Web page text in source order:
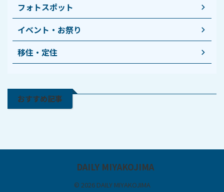
フォトスポット
イベント・お祭り
移住・定住
おすすめ記事
DAILY MIYAKOJIMA
© 2026 DAILY MIYAKOJIMA